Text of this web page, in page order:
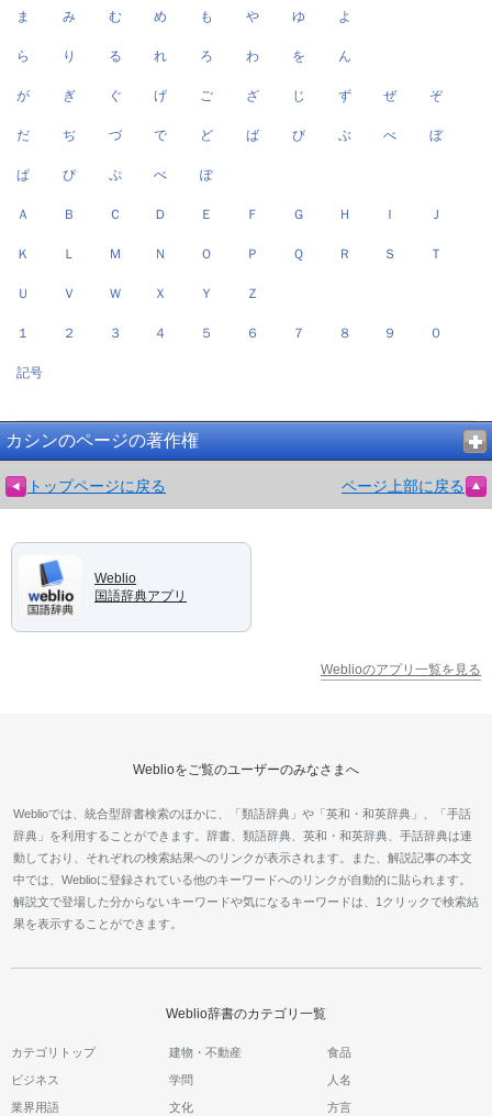
ま み む め も や ゆ よ
ら り る れ ろ わ を ん
が ぎ ぐ げ ご ざ じ ず ぜ ぞ
だ ぢ づ で ど ば び ぶ べ ぼ
ぱ ぴ ぷ ぺ ぽ
Ａ Ｂ Ｃ Ｄ Ｅ Ｆ Ｇ Ｈ Ｉ Ｊ
Ｋ Ｌ Ｍ Ｎ Ｏ Ｐ Ｑ Ｒ Ｓ Ｔ
Ｕ Ｖ Ｗ Ｘ Ｙ Ｚ
１ ２ ３ ４ ５ ６ ７ ８ ９ ０
記号
カシンのページの著作権
トップページに戻る ページ上部に戻る
Weblio
国語辞典アプリ
Weblioのアプリ一覧を見る
Weblioをご覧のユーザーのみなさまへ
Weblioでは、統合型辞書検索のほかに、「類語辞典」や「英和・和英辞典」、「手話
辞典」を利用することができます。辞書、類語辞典、英和・和英辞典、手話辞典は連
動しており、それぞれの検索結果へのリンクが表示されます。また、解説記事の本文
中では、Weblioに登録されている他のキーワードへのリンクが自動的に貼られます。
解説文で登場した分からないキーワードや気になるキーワードは、1クリックで検索結
果を表示することができます。
Weblio辞書のカテゴリ一覧
カテゴリトップ 建物・不動産 食品
ビジネス 学問 人名
業界用語 文化 方言